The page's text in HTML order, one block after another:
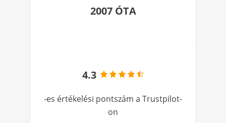
2007 ÓTA
4.3
-es értékelési pontszám a Trustpilot-
on